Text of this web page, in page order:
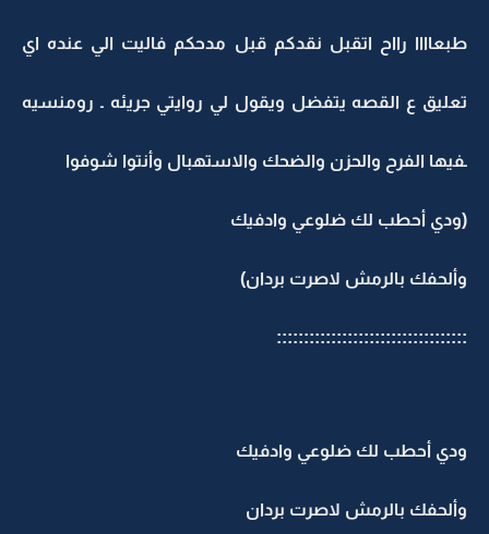
طبعاااا رااح اتقبل نقدكم قبل مدحكم فاليت الي عنده اي
تعليق ع القصه يتفضل ويقول لي روايتي جريئه ـ رومنسيه
ـفيها الفرح والحزن والضحك والاستهبال وأنتوا شوفوا
(ودي أحطب لك ضلوعي وادفيك
وألحفك بالرمش لاصرت بردان)
:::::::::::::::::::::::::::::::::::
ودي أحطب لك ضلوعي وادفيك
وألحفك بالرمش لاصرت بردان